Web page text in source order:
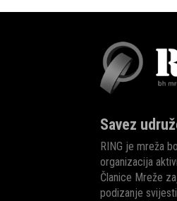
Savez
RING je mreža
organizacija
Članice Mreže
podizanje